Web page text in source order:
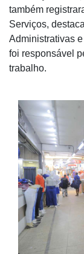
também
Serviços,
Administrativas
foi responsável
trabalho.